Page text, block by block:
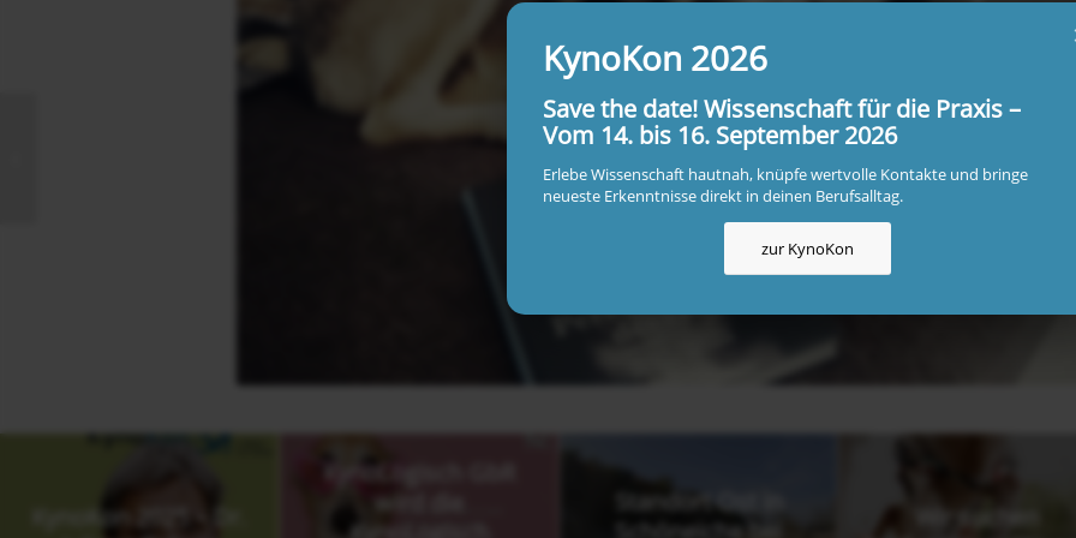
KynoKon 2025 – Dr.
wird die
Standort Ost in
Schöneiche bei
KynoKon 2026
Save the date! Wissenschaft für die Praxis –
Vom 14. bis 16. September 2026
Erlebe Wissenschaft hautnah, knüpfe wertvolle Kontakte und bringe
neueste Erkenntnisse direkt in deinen Berufsalltag.
zur KynoKon